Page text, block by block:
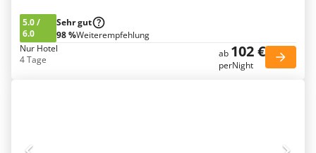
5.0/
6.0
Sehr gut
98 %Weiterempfehlung
Nur Hotel
4 Tage
ab 102 €
perNight